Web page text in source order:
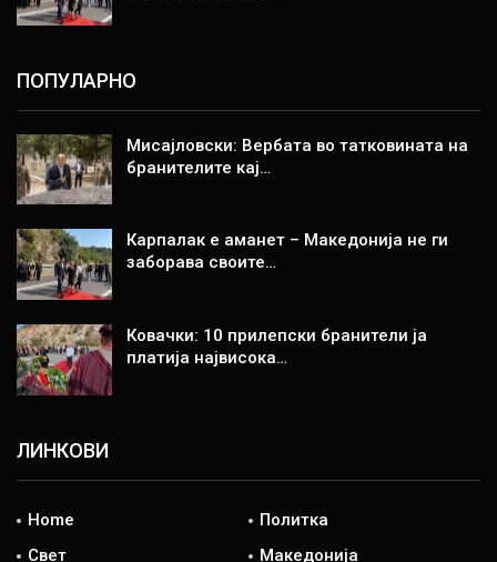
ПОПУЛАРНО
Мисајловски: Вербата во татковината на
бранителите кај…
Карпалак е аманет – Македонија не ги
заборава своите…
Ковачки: 10 прилепски бранители ја
платија највисока…
ЛИНКОВИ
Home
Политка
Свет
Македонија